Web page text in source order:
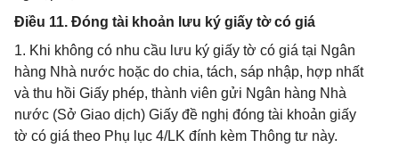
Điều 11. Đóng tài khoản lưu ký giấy tờ có giá
1. Khi không có nhu cầu lưu ký giấy tờ có giá tại Ngân
hàng Nhà nước hoặc do chia, tách, sáp nhập, hợp nhất
và thu hồi Giấy phép, thành viên gửi Ngân hàng Nhà
nước (Sở Giao dịch) Giấy đề nghị đóng tài khoản giấy
tờ có giá theo Phụ lục 4/LK đính kèm Thông tư này.